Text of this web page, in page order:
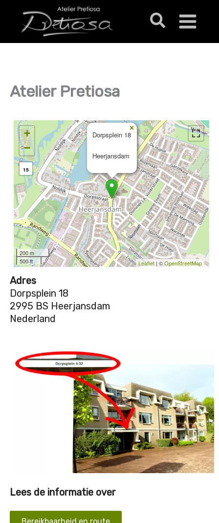
inhoud
Zoeken
Atelier Pretiosa
Dorpsplein 18
Heerjansdam
×
+
−
15
200 m
500 ft
Leaflet | ©OpenStreetMap
Adres
Dorpsplein 18
2995 BS Heerjansdam
Nederland
Lees de informatie over